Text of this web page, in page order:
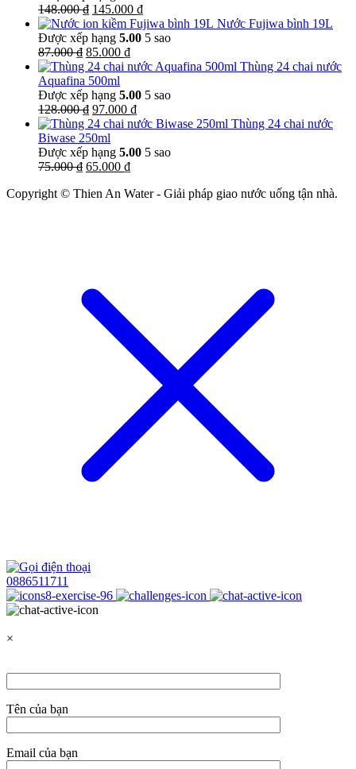
148.000₫ Giá
gốc
là:
148.000 ₫.
145.000 ₫Giá
hiện
tại
145.000 ₫.
Nước Fujiwa bình 19L
Được xếp hạng 5.00 5 sao
87.000₫ Giá
gốc
là:
87.000 ₫.
85.000 ₫Giá
hiện
là:
85.000 ₫.
Thùng 24 chai nước
Aquafina 500ml
Được xếp hạng 5.00 5 sao
128.000₫ Giá
gốc
là:
128.000 ₫.
97.000 ₫Giá
hiện
là:
Thùng 24 chai nước
Biwase 250ml
Được xếp hạng 5.00 5 sao
75.000₫ Giá
là:
65.000 ₫Giá
tại
Copyright © Thien An Water - Giải pháp giao nước uống tận nhà.
0886511711
×
Tên của bạn
Email của bạn